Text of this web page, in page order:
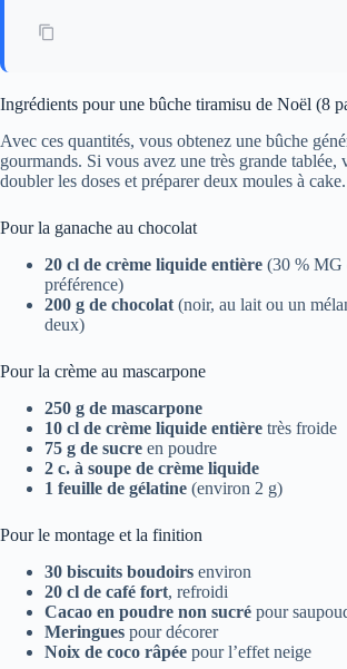
Ingrédients pour une bûche tiramisu de Noël (8
Avec ces quantités, vous obtenez une bûche
gourmands. Si vous avez une très grande tablée,
doubler les doses et préparer deux moules à cake.
Pour la ganache au chocolat
20 cl de crème liquide entière (30 % MG
préférence)
200 g de chocolat (noir, au lait ou un
deux)
Pour la crème au mascarpone
250 g de mascarpone
10 cl de crème liquide entière très froide
75 g de sucre en poudre
2 c. à soupe de crème liquide
1 feuille de gélatine (environ 2 g)
Pour le montage et la finition
30 biscuits boudoirs environ
20 cl de café fort, refroidi
Cacao en poudre non sucré pour
Meringues pour décorer
Noix de coco râpée pour l’effet neige